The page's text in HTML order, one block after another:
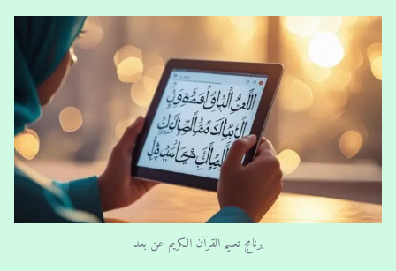
برنامج تعليم القرآن الكريم عن بعد